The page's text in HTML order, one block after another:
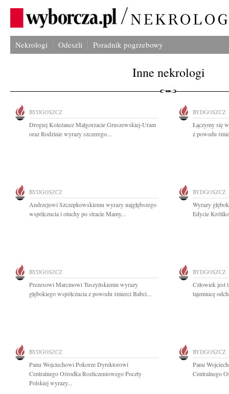
Nekrologi Odeszli Poradnik pogrzebowy
Inne nekrologi
BYDGOSZCZ
Drogiej Koleżance Małgorzacie Gruszewskiej-Uram
oraz Rodzinie wyrazy szczerego...
BYDGOSZCZ
Łączymy się
z powodu
BYDGOSZCZ
Andrzejowi Szczepkowskiemu wyrazy najgłębszego
współczucia i otuchy po stracie Mamy...
BYDGOSZCZ
Wyrazy
Edycie
BYDGOSZCZ
Prezesowi Marcinowi Tuszyńskiemu wyrazy
głębokiego współczucia z powodu śmierci Babci...
BYDGOSZCZ
Człowiek jest
tajemnicę
BYDGOSZCZ
Panu Wojciechowi Pokorze Dyrektorowi
Centralnego Ośrodka Rozliczeniowego Poczty
Polskiej wyrazy...
BYDGOSZCZ
Panu
Centralnego